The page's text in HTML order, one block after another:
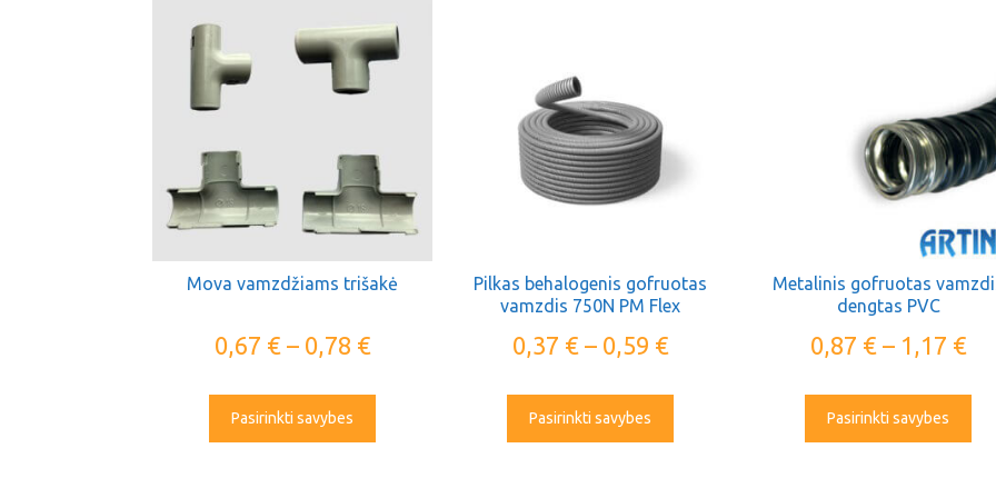
Mova vamzdžiams trišakė
0,67 € – 0,78 €
Pasirinkti savybes
Pilkas behalogenis gofruotas
vamzdis 750N PM Flex
0,37 € – 0,59 €
Pasirinkti savybes
Metalinis gofruotas
dengtas PVC
0,87 € – 1,17 €
Pasirinkti savybes